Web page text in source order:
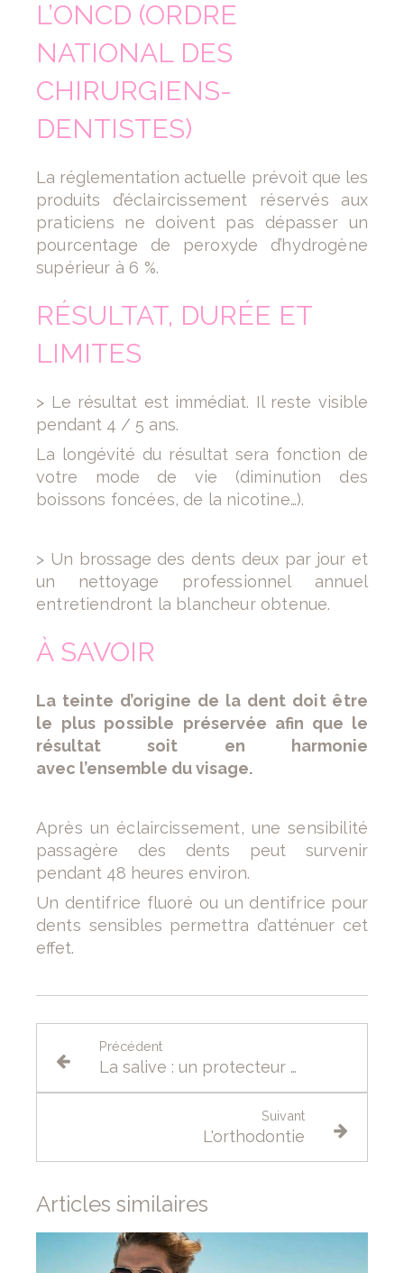
L’ONCD (ORDRE
NATIONAL DES
CHIRURGIENS-
DENTISTES)
La réglementation actuelle prévoit que les
produits d’éclaircissement réservés aux
praticiens ne doivent pas dépasser un
pourcentage de peroxyde d’hydrogène
supérieur à 6 %.
RÉSULTAT, DURÉE ET
LIMITES
> Le résultat est immédiat. Il reste visible
pendant 4 / 5 ans.
La longévité du résultat sera fonction de
votre mode de vie (diminution des
boissons foncées, de la nicotine…).
> Un brossage des dents deux par jour et
un nettoyage professionnel annuel
entretiendront la blancheur obtenue.
À SAVOIR
La teinte d’origine de la dent doit être
le plus possible préservée afin que le
résultat soit en harmonie
avec l’ensemble du visage.
Après un éclaircissement, une sensibilité
passagère des dents peut survenir
pendant 48 heures environ.
Un dentifrice fluoré ou un dentifrice pour
dents sensibles permettra d’atténuer cet
effet.
Précédent
La salive : un protecteur naturel de notre bouche
Suivant
L'orthodontie
Articles similaires